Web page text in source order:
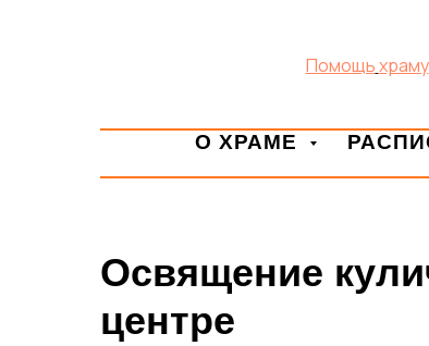
Помощьхраму
О ХРАМЕ
Освящение
центре